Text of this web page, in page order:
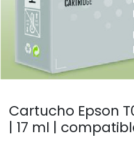
Cartucho Epson
| 17 ml |